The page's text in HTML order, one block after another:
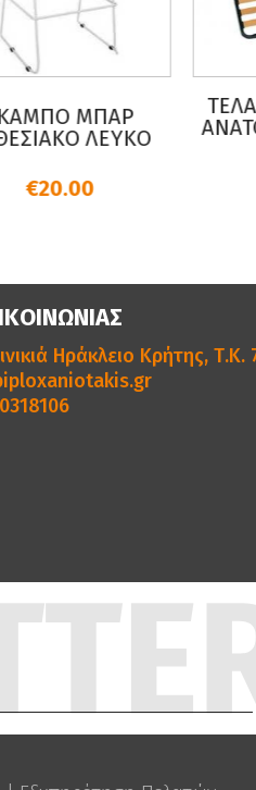
ΤΕΛΑΡΟ-ΣΟΜΙΕΣ
ΑΝΑΤΟΜIΚΕΣ
145 X 197
Ηράκλειο Κρήτης, Τ.Κ.